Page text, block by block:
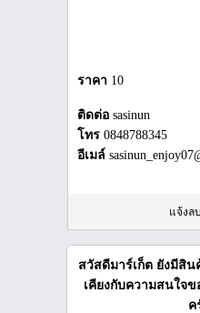
ราคา 10
ติดต่อ sasinun
โทร 0848788345
อีเมล์
แจ้งล
สวัสดีมาร์เก็ต ยังมีสิ
เคียงกับความสนใจ
ค